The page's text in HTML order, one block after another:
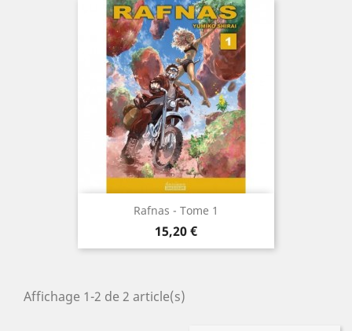
Rafnas - Tome 1
Prix
15,20 €
Affichage 1-2 de 2 article(s)